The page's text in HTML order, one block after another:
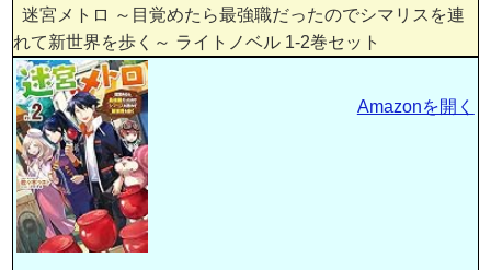
迷宮メトロ ～目覚めたら最強職だったのでシマリスを連
れて新世界を歩く～ ライトノベル 1-2巻セット
Amazonを開く